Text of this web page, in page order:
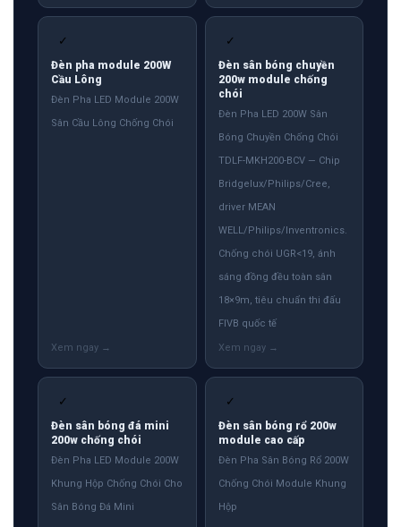
✓
Đèn pha module 200W
Cầu Lông
Đèn Pha LED Module 200W
Sân Cầu Lông Chống Chói
✓
Đèn sân bóng chuyền
200w module chống
chói
Đèn Pha LED 200W Sân
Bóng Chuyền Chống Chói
TDLF-MKH200-BCV — Chip
Bridgelux/Philips/Cree,
driver MEAN
WELL/Philips/Inventronics.
Chống chói UGR<19, ánh
sáng đồng đều toàn sân
18×9m, tiêu chuẩn thi đấu
FIVB quốc tế
✓
Đèn sân bóng đá mini
200w chống chói
Đèn Pha LED Module 200W
Khung Hộp Chống Chói Cho
Sân Bóng Đá Mini
✓
Đèn sân bóng rổ 200w
module cao cấp
Đèn Pha Sân Bóng Rổ 200W
Chống Chói Module Khung
Hộp